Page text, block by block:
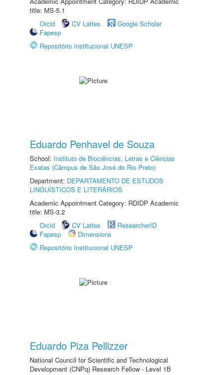
title: MS-5.1
Orcid
CV Lattes
Google Scholar
Fapesp
Repositório Institucional UNESP
Eduardo Penhavel de Souza
School: Instituto de Biociências, Letras e Ciências
Exatas (Câmpus de São José do Rio Preto)
Department: DEPARTAMENTO DE ESTUDOS
LINGUÍSTICOS E LITERÁRIOS
Academic Appointment Category: RDIDP Academic
title: MS-3.2
Orcid
CV Lattes
ResearcherID
Fapesp
Dimensions
Repositório Institucional UNESP
Eduardo Piza Pellizzer
National Council for Scientific and Technological
Development (CNPq) Research Fellow - Level 1B